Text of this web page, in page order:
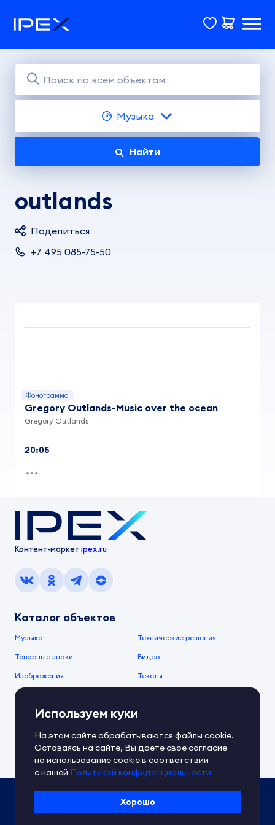
Музыка
Найти
outlands
Поделиться
+7 495 085-75-50
Фонограмма
Gregory Outlands-Music over the ocean
Gregory Outlands
20:05
Контент-маркет ipex.ru
Каталог объектов
Музыка Технические решения
Товарные знаки Видео
Изображения Тексты
О компании
О сервисе
Документы IPEX Справочный центр
Контакты Обратная связь
Политика IPEX по обработке ПД
Условия использования платформы
Используем куки
На этом сайте обрабатываются файлы cookie.
Оставаясь на сайте, Вы даёте своё согласие
на использование cookie в соответствии
с нашей Политикой конфиденциальности
Хорошо